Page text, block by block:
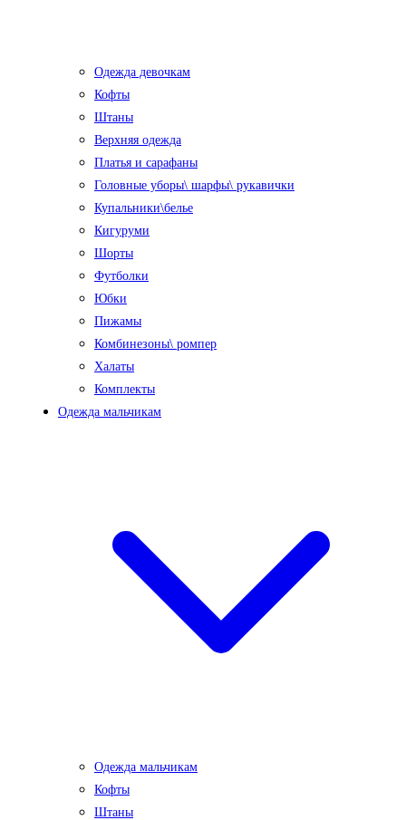
Одежда девочкам
Кофты
Штаны
Верхняя одежда
Платья и сарафаны
Головные уборы\ шарфы\ рукавички
Купальники\белье
Кигуруми
Шорты
Футболки
Юбки
Пижамы
Комбинезоны\ ромпер
Халаты
Комплекты
Одежда мальчикам
Одежда мальчикам
Кофты
Штаны